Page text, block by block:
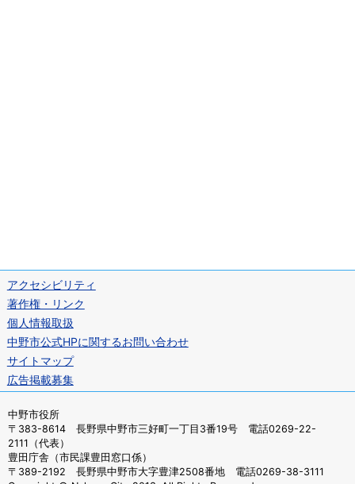
アクセシビリティ
著作権・リンク
個人情報取扱
中野市公式HPに関するお問い合わせ
サイトマップ
広告掲載募集
中野市役所
〒383-8614 長野県中野市三好町一丁目3番19号 電話0269-22-
2111（代表）
豊田庁舎（市民課豊田窓口係）
〒389-2192 長野県中野市大字豊津2508番地 電話0269-38-3111